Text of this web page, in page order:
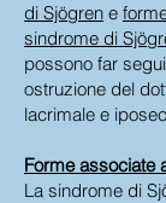
di Sjögren e
sindrome di
possono far
ostruzione del
lacrimale e
Forme associate
La sindrome di